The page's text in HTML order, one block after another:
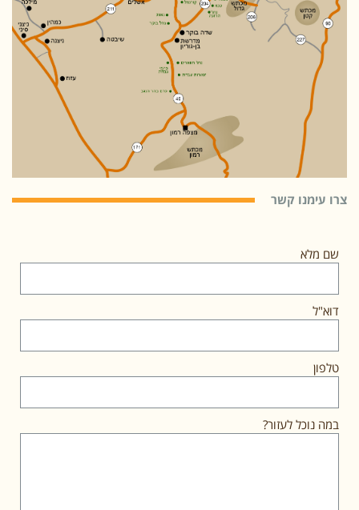
צרו עימנו קשר
שם מלא
דוא"ל
טלפון
במה נוכל לעזור?